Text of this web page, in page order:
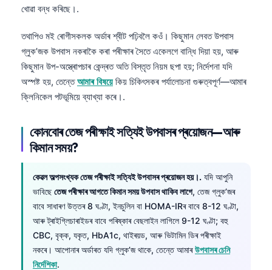
খোৱা বন্ধ কৰিছে।.
তথাপিও মই ৰোগীসকলক অর্ডাৰ শ্বীট পঢ়িবলৈ কওঁ। কিছুমান লেবত উপবাস
গ্লুক’জক উপবাস নকৰাকৈ কৰা পৰীক্ষাৰ সৈতে একেলগে বান্ধি দিয়া হয়, আৰু
কিছুমান উপ-অস্ত্ৰোপচাৰ কেন্দ্ৰত অতি বিস্তৃত নিয়ম ছপা হয়; নিৰ্দেশনা যদি
অস্পষ্ট হয়, তেন্তেআমাৰ বিষয়েকিয় চিকিৎসকৰ পৰ্যালোচনা গুৰুত্বপূৰ্ণ—আমাৰ
ক্লিনিকেল পটভূমিয়ে ব্যাখ্যা কৰে।.
কোনবোৰ তেজ পৰীক্ষাই সত্যিই উপবাসৰ প্ৰয়োজন—আৰু
কিমান সময়?
কেৱল অল্পসংখ্যক তেজ পৰীক্ষাই সত্যিই উপবাসৰ প্ৰয়োজন হয়।. যদি আপুনি
ভাবিছে তেজ পৰীক্ষাৰ আগতে কিমান সময় উপবাস থাকিব লাগে, তেজ গ্লুক’জৰ
বাবে সাধাৰণ উত্তৰ 8 ঘণ্টা, ইনচুলিন বা HOMA-IRৰ বাবে 8-12 ঘণ্টা,
আৰু ট্ৰাইগ্লিচাৰাইডৰ বাবে পৰিষ্কাৰ বেছলাইন লাগিলে 9-12 ঘণ্টা; বহু
CBC, বৃক্ক, যকৃত, HbA1c, থাইৰয়ড, আৰু ভিটামিন ডিৰ পৰীক্ষাই
নকৰে। আপোনাৰ অর্ডাৰত যদি গ্লুক’জ থাকে, তেন্তে আমাৰউপবাসৰ চেনি
নিৰ্দেশিকা.